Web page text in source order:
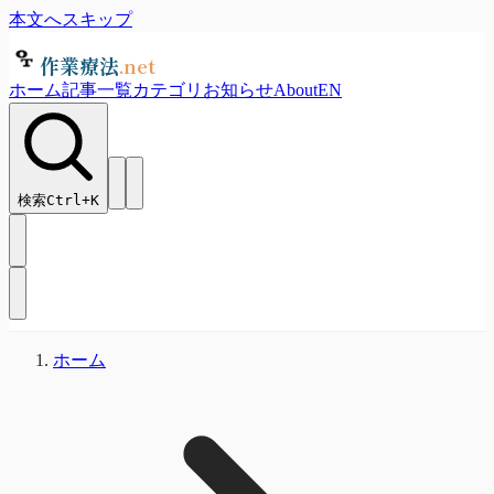
本文へスキップ
作業療法.net
ホーム記事一覧カテゴリ お知らせAboutEN
検索Ctrl+K
ホーム